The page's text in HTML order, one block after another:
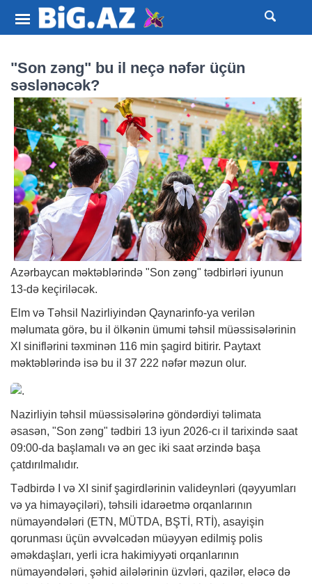
"Son zəng" bu il neçə nəfər üçün
səslənəcək?
Azərbaycan məktəblərində "Son zəng" tədbirləri iyunun
13-də keçiriləcək.
Elm və Təhsil Nazirliyindən Qaynarinfo-ya verilən
məlumata görə, bu il ölkənin ümumi təhsil müəssisələrinin
XI siniflərini təxminən 116 min şagird bitirir. Paytaxt
məktəblərində isə bu il 37 222 nəfər məzun olur.
Nazirliyin təhsil müəssisələrinə göndərdiyi təlimata
əsasən, "Son zəng" tədbiri 13 iyun 2026-cı il tarixində saat
09:00-da başlamalı və ən gec iki saat ərzində başa
çatdırılmalıdır.
Tədbirdə I və XI sinif şagirdlərinin valideynləri (qəyyumları
və ya himayəçiləri), təhsili idarəetmə orqanlarının
nümayəndələri (ETN, MÜTDA, BŞTİ, RTİ), asayişin
qorunması üçün əvvəlcədən müəyyən edilmiş polis
əməkdaşları, yerli icra hakimiyyəti orqanlarının
nümayəndələri, şəhid ailələrinin üzvləri, qazilər, eləcə də